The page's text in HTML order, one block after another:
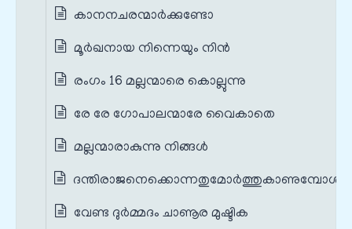
കാനനചരന്മാർക്കുണ്ടോ
മൂർഖനായ നിന്നെയും നിൻ
രംഗം 16 മല്ലന്മാരെ കൊല്ലുന്നു
രേ രേ ഗോപാലന്മാരേ വൈകാതെ
മല്ലന്മാരാകുന്നു നിങ്ങൾ
ദന്തിരാജനെക്കൊന്നതുമോർത്തുകാണുമ്പോൾ
വേണ്ട ദുർമ്മദം ചാണൂര മുഷ്ടിക